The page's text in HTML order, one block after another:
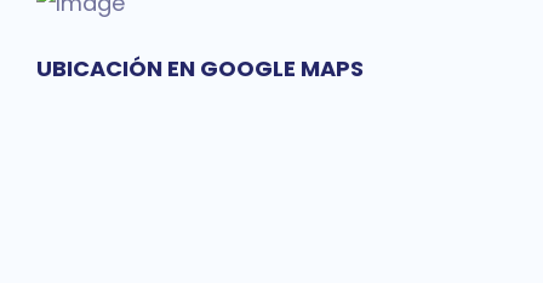
UBICACIÓN EN GOOGLE MAPS